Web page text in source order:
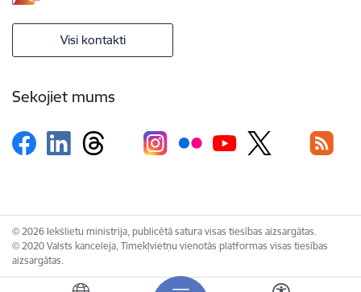
Visi kontakti
Sekojiet mums
© 2026 Iekšlietu ministrija, publicētā satura visas tiesības aizsargātas.
© 2020 Valsts kanceleja, Tīmekļvietņu vienotās platformas visas tiesības
aizsargātas.